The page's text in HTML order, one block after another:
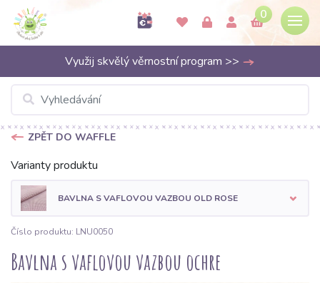
0
Využij skvělý věrnostní program >>
ZPĚT DO WAFFLE
Varianty produktu
BAVLNA S VAFLOVOU VAZBOU OLD ROSE
Číslo produktu: LNU0050
Bavlna s vaflovou vazbou ochre